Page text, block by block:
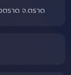
ตราด จ.ตราด